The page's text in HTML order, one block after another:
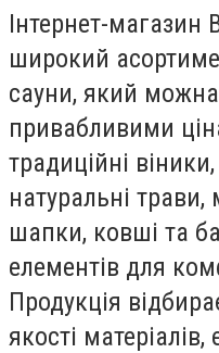
Інтернет-магазин
широкий
сауни, який
привабливими
традиційні
натуральні трави,
шапки, ковші та
елементів для
Продукція
якості матеріалів,